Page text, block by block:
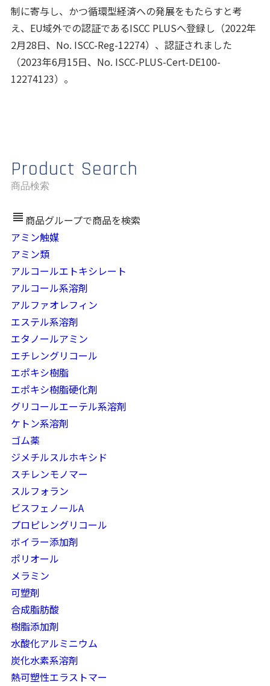
制に寄与し、かつ循環型経済への発展をもたらすと考
え、EU域外での認証であるISCC PLUSへ登録し（2022年
2月28日、No. ISCC-Reg-12274）、認証されました
（2023年6月15日、No. ISCC-PLUS-Cert-DE100-
12274123）。
Product Search
商品検索
view_headline 商品グループで商品を検索
アミン触媒
アミン類
アルコールエトキシレート
アルコール系溶剤
アルファオレフィン
エステル系溶剤
エタノールアミン
エチレングリコール
エポキシ樹脂
エポキシ樹脂硬化剤
グリコールエーテル系溶剤
ケトン系溶剤
ゴム薬
ジメチルスルホキシド
スチレンモノマー
スルフォラン
ビスフェノールA
プロピレングリコール
ボイラー添加剤
ポリオール
メラミン
可塑剤
合成脂肪酸
樹脂添加剤
水酸化アルミニウム
炭化水素系溶剤
熱可塑性エラストマー